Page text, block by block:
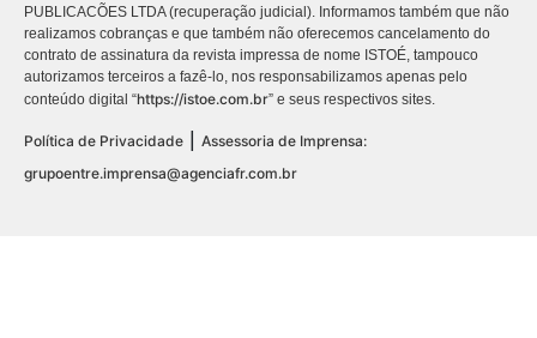
PUBLICACÕES LTDA (recuperação judicial). Informamos também que não
realizamos cobranças e que também não oferecemos cancelamento do
contrato de assinatura da revista impressa de nome ISTOÉ, tampouco
autorizamos terceiros a fazê-lo, nos responsabilizamos apenas pelo
conteúdo digital “https://istoe.com.br” e seus respectivos sites.
Política de Privacidade
Assessoria de Imprensa:
grupoentre.imprensa@agenciafr.com.br